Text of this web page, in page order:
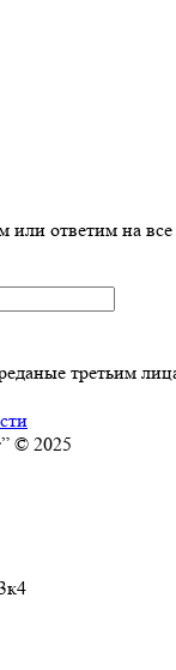
ответим на
третьим
© 2025